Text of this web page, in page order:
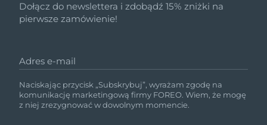
Dołącz do newslettera i zdobądź 15% zniżki na
pierwsze zamówienie!
Adres e-mail
Naciskając przycisk „Subskrybuj”, wyrażam zgodę na
komunikację marketingową firmy FOREO. Wiem, że mogę
z niej zrezygnować w dowolnym momencie.